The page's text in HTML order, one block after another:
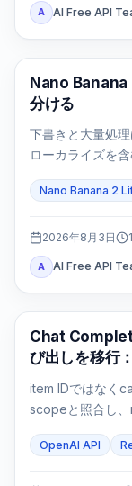
A AI Free API
AI画像モデル
Nano Banana
分ける
下書きと大量処
ローカライズを
Nano Banana 2
2026年8月3日
A AI Free API
APIガイド
Chat
び出しを移行
item IDではなく
scopeと照合し、
OpenAI API